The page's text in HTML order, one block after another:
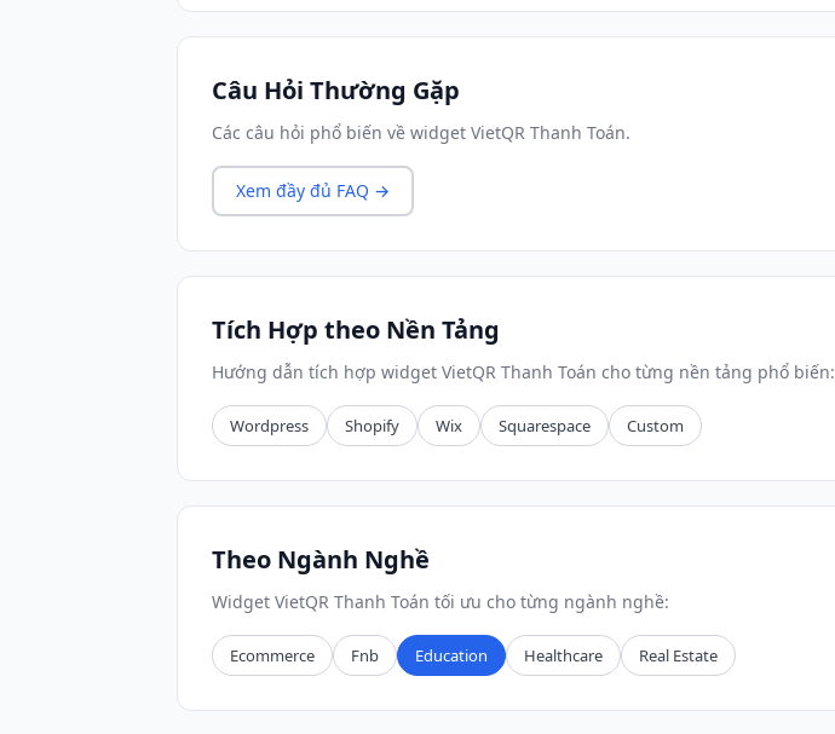
Câu Hỏi Thường Gặp
Các câu hỏi phổ biến về widget VietQR Thanh Toán.
Xem đầy đủ FAQ →
Tích Hợp theo Nền Tảng
Hướng dẫn tích hợp widget VietQR Thanh Toán cho từng nền tảng phổ biến:
Wordpress Shopify Wix Squarespace Custom
Theo Ngành Nghề
Widget VietQR Thanh Toán tối ưu cho từng ngành nghề:
Ecommerce Fnb Education Healthcare Real Estate